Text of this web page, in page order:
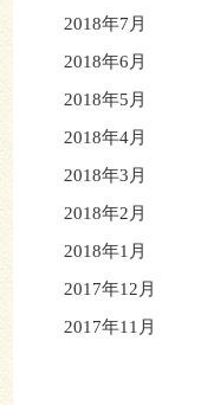
2018年7月
2018年6月
2018年5月
2018年4月
2018年3月
2018年2月
2018年1月
2017年12月
2017年11月